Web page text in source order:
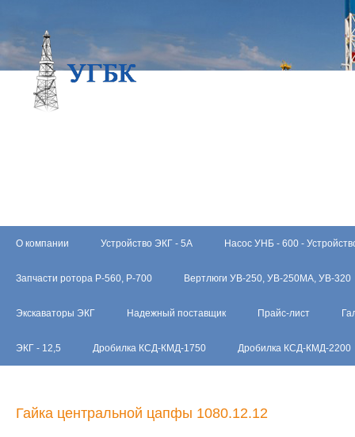
О компании Устройство ЭКГ - 5А Насос УНБ - 600 -
Запчасти ротора Р-560, Р-700 Вертлюги УВ-250, УВ-250МА, УВ-320
Экскаваторы ЭКГ Надежный поставщик Прайс-лист
ЭКГ - 12,5 Дробилка КСД-КМД-1750 Дробилка КСД-КМД-2200
Гайка центральной цапфы 1080.12.12